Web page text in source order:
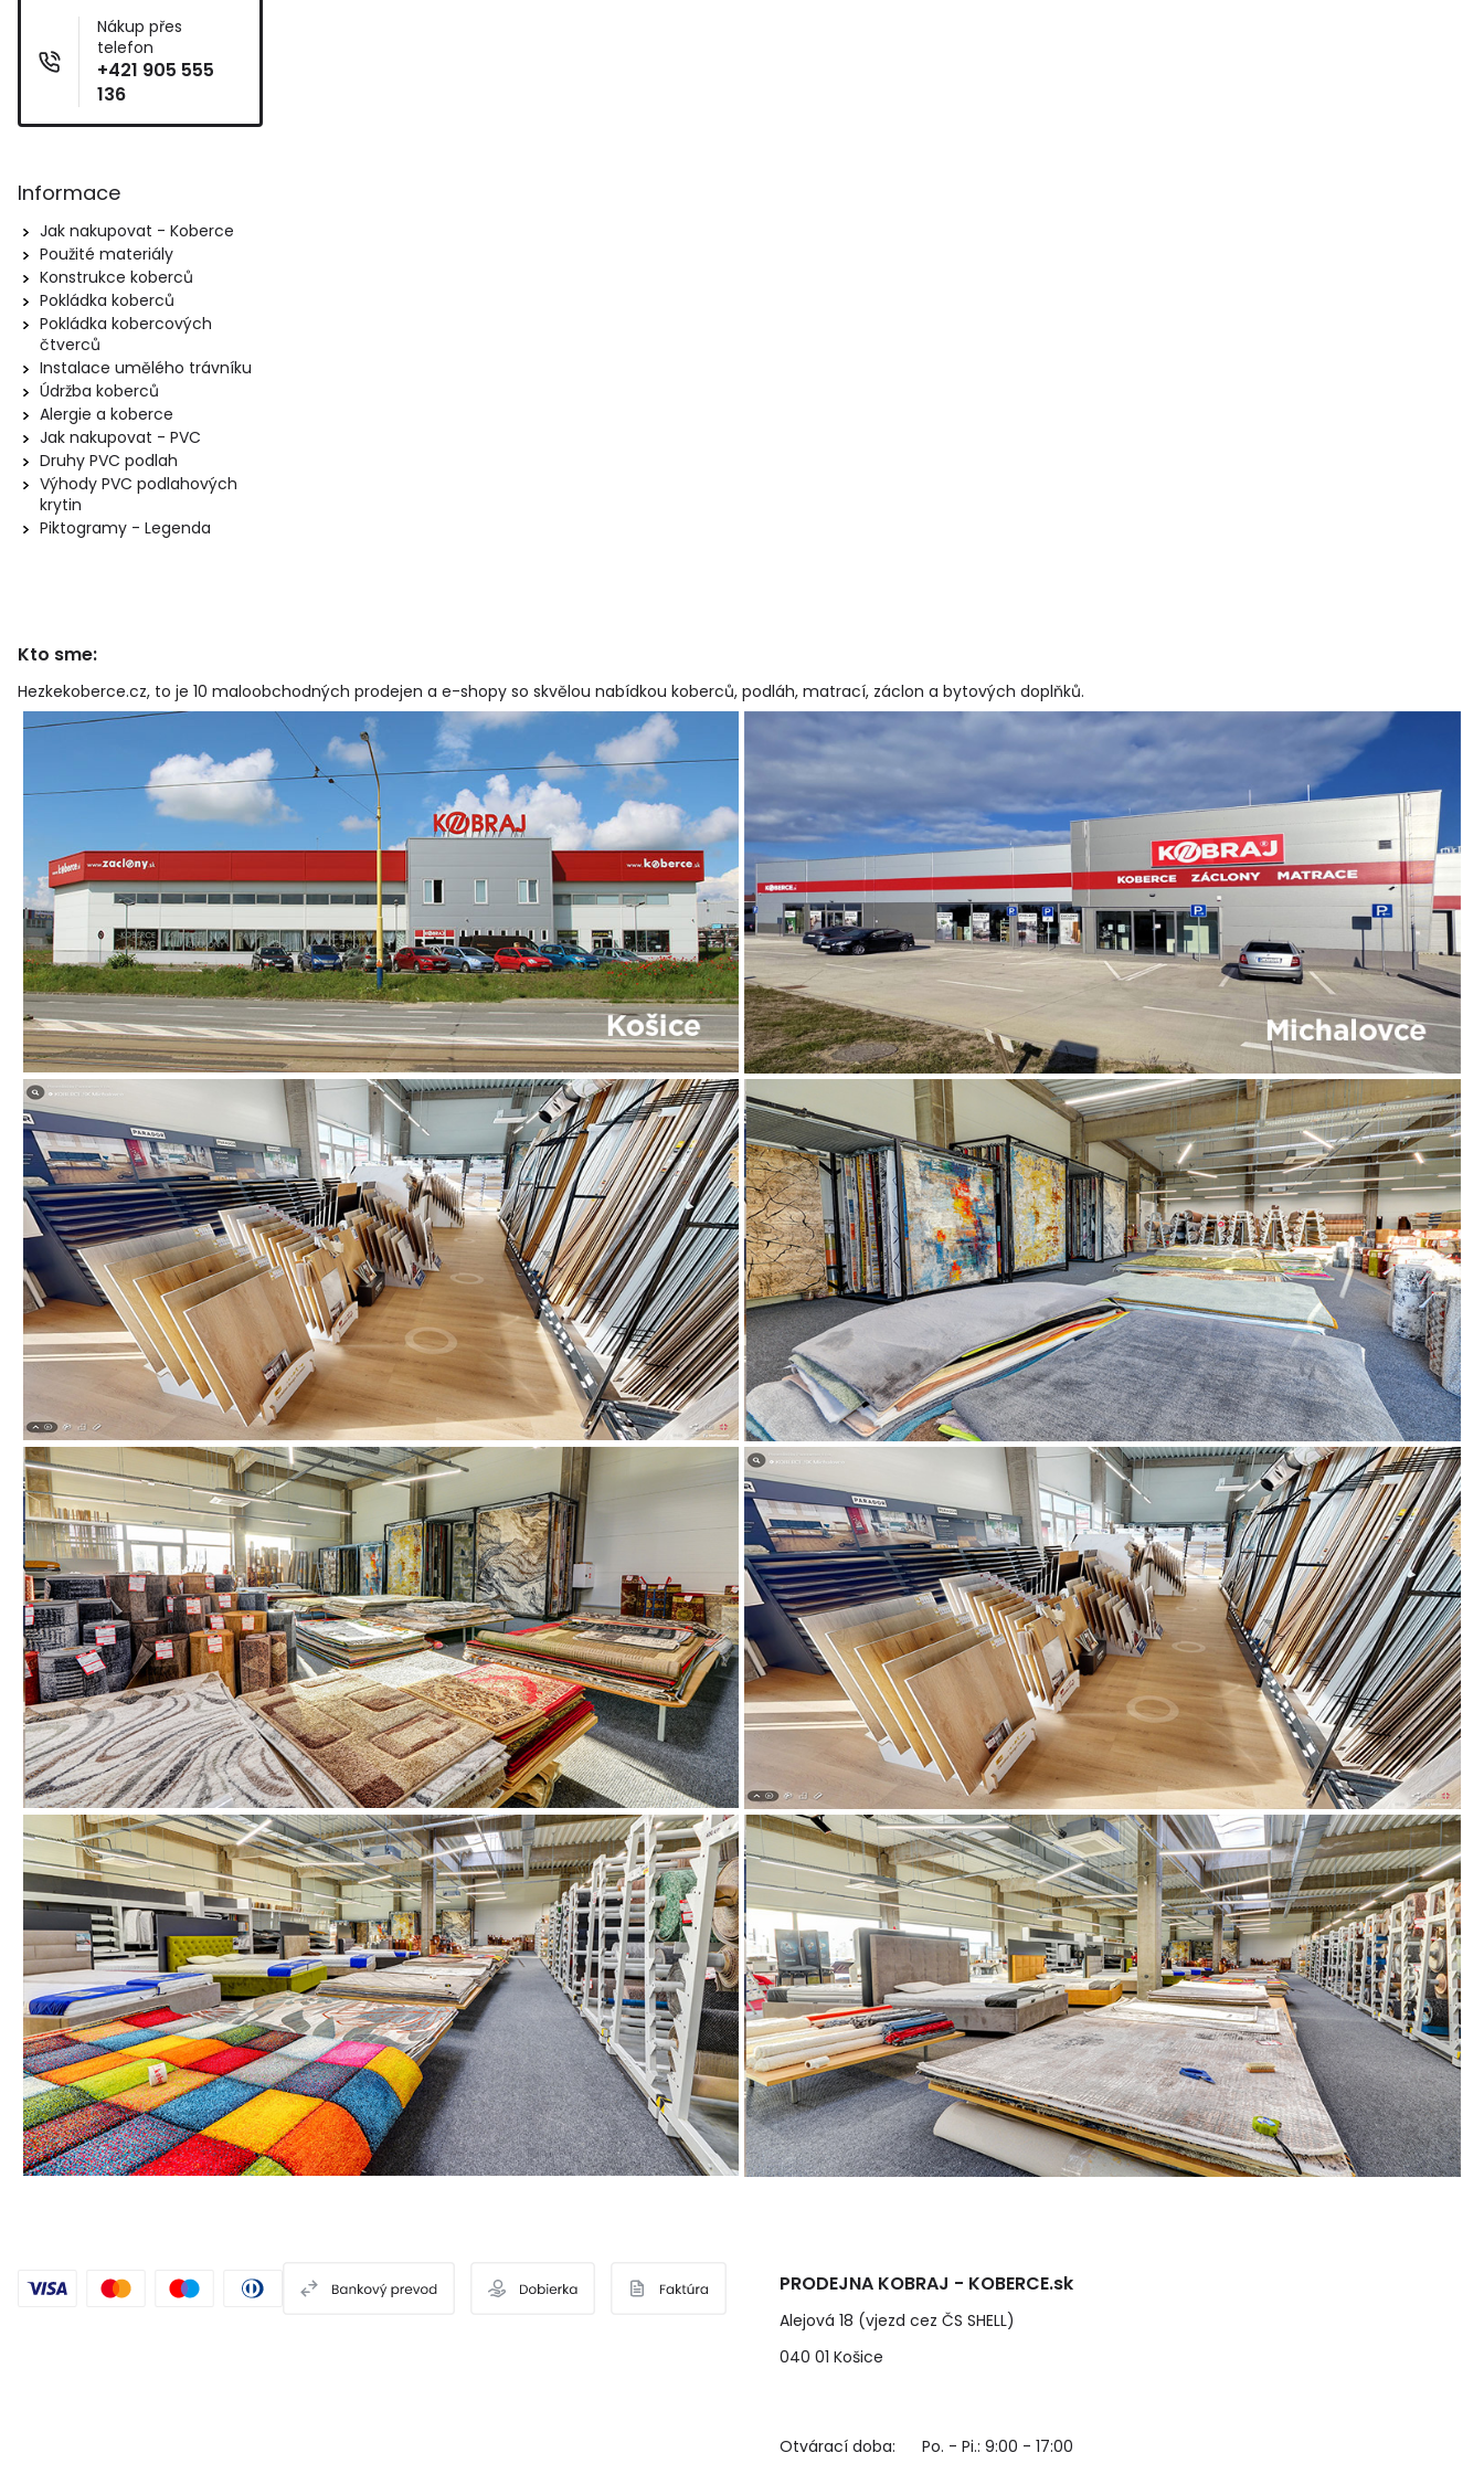
Nákup přes
telefon
+421 905 555
136
Informace
Jak nakupovat - Koberce
Použité materiály
Konstrukce koberců
Pokládka koberců
Pokládka kobercových
čtverců
Instalace umělého trávníku
Údržba koberců
Alergie a koberce
Jak nakupovat - PVC
Druhy PVC podlah
Výhody PVC podlahových
krytin
Piktogramy - Legenda
Kto sme:
Hezkekoberce.cz, to je 10 maloobchodných prodejen a e-shopy so skvělou nabídkou koberců, podláh, matrací, záclon a bytových doplňků.
PRODEJNA KOBRAJ - KOBERCE.sk
Alejová 18 (vjezd cez ČS SHELL)
040 01 Košice
Otvárací doba:
Po. - Pi.: 9:00 - 17:00